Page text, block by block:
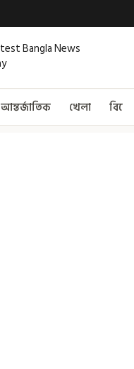
আন্তর্জাতিক খেলা